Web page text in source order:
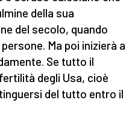
della sua
del secolo, quando
Ma poi inizierà a
Se tutto il
degli Usa, cioè
del tutto entro il